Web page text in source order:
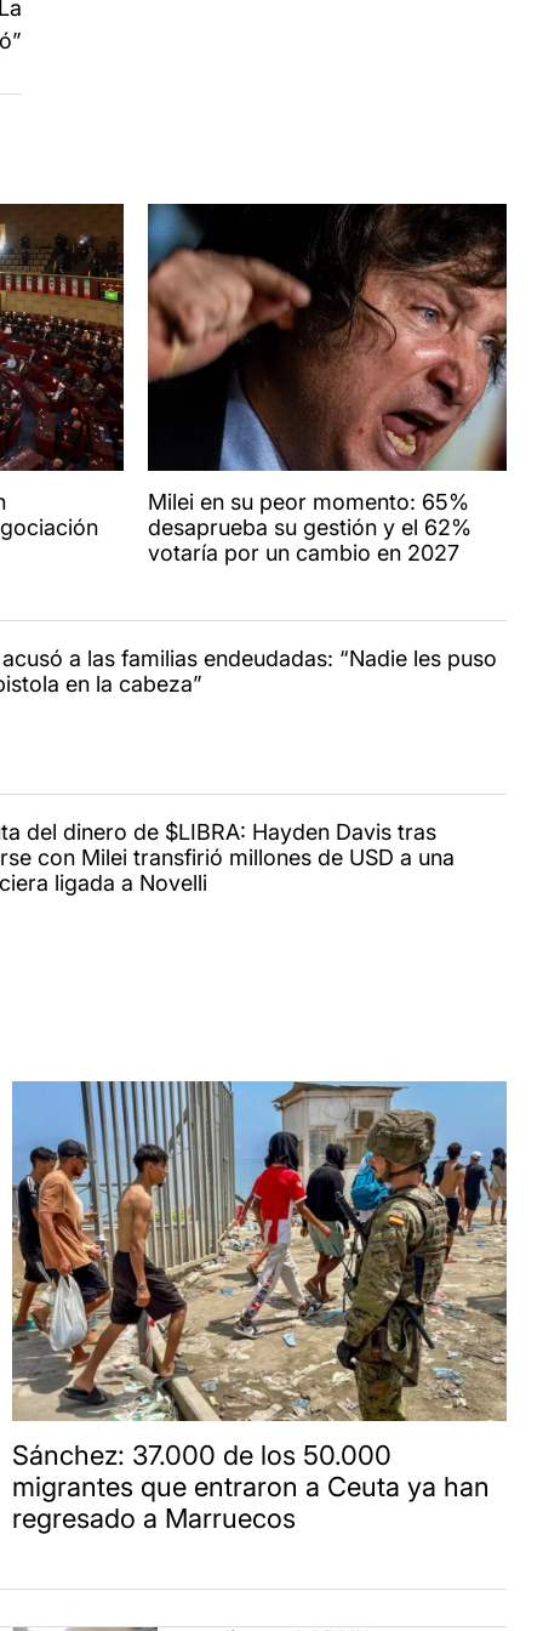
Milei en su peor momento: 65%
desaprueba su gestión y el 62%
votaría por un cambio en 2027
a las familias endeudadas: “Nadie les puso
en la cabeza”
del dinero de $LIBRA: Hayden Davis tras
con Milei transfirió millones de USD a una
ligada a Novelli
Sánchez: 37.000 de los 50.000
migrantes que entraron a Ceuta ya han
regresado a Marruecos